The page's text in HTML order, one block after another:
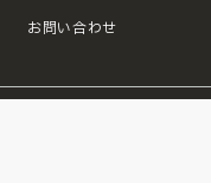
お問い合わせ